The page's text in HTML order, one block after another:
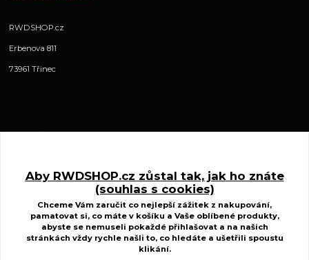
RWDSHOP.cz
Erbenova 811
73961 Třinec
Kontakty
www.ctyrkolkycfmoto.cz
Radek Wojnar
+420 727 883 807
(Po-St-Pá, 10-17 hod. Út-Čt 8.00-15.00 hod.)
Aby RWDSHOP.cz zůstal tak, jak ho znáte
(souhlas s cookies)
Chceme Vám zaručit co nejlepší zážitek z nakupování,
pamatovat si, co máte v košíku a Vaše oblíbené produkty,
abyste se nemuseli pokaždé přihlašovat a na našich
stránkách vždy rychle našli to, co hledáte a ušetřili spoustu
klikání.